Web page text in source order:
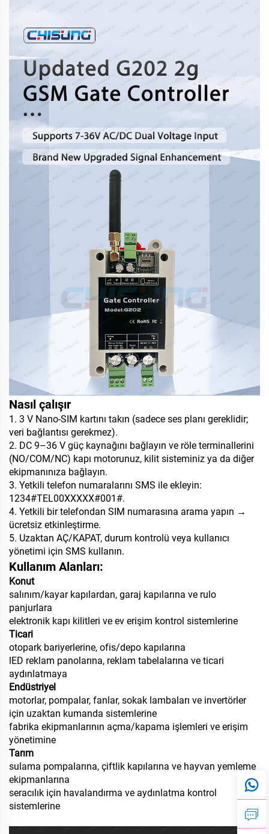
Nasıl çalışır
1. 3 V Nano-SIM kartını takın (sadece ses planı gereklidir;
veri bağlantısı gerekmez).
2. DC 9–36 V güç kaynağını bağlayın ve röle terminallerini
(NO/COM/NC) kapı motorunuz, kilit sisteminiz ya da diğer
ekipmanınıza bağlayın.
3. Yetkili telefon numaralarını SMS ile ekleyin:
1234#TEL00XXXXX#001#.
4. Yetkili bir telefondan SIM numarasına arama yapın →
ücretsiz etkinleştirme.
5. Uzaktan AÇ/KAPAT, durum kontrolü veya kullanıcı
yönetimi için SMS kullanın.
Kullanım Alanları:
Konut
salınım/kayar kapılardan, garaj kapılarına ve rulo
panjurlara
elektronik kapı kilitleri ve ev erişim kontrol sistemlerine
Ticari
otopark bariyerlerine, ofis/depo kapılarına
lED reklam panolarına, reklam tabelalarına ve ticari
aydınlatmaya
Endüstriyel
motorlar, pompalar, fanlar, sokak lambaları ve invertörler
için uzaktan kumanda sistemlerine
fabrika ekipmanlarının açma/kapama işlemleri ve erişim
yönetimine
Tarım
sulama pompalarına, çiftlik kapılarına ve hayvan yemleme
ekipmanlarına
seracılık için havalandırma ve aydınlatma kontrol
sistemlerine